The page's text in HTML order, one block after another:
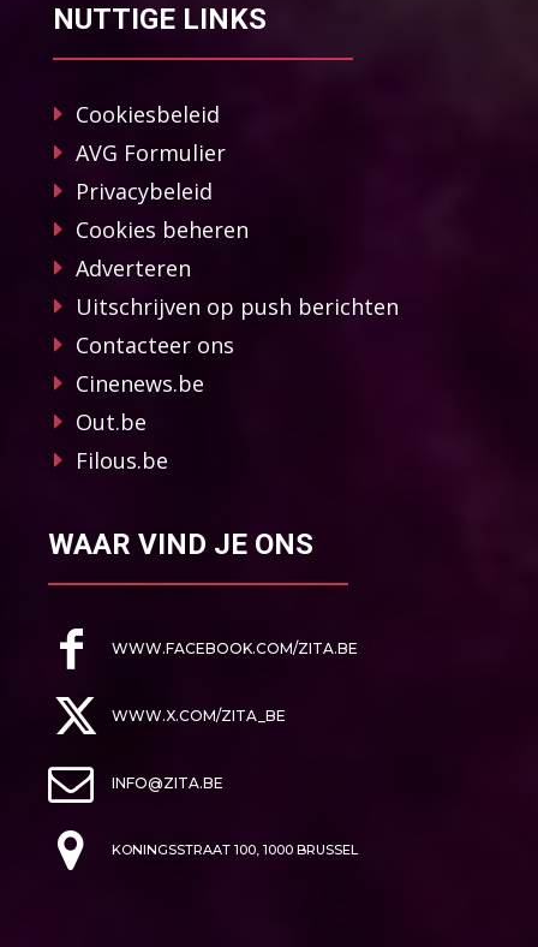
NUTTIGE LINKS
Cookiesbeleid
AVG Formulier
Privacybeleid
Cookies beheren
Adverteren
Uitschrijven op push berichten
Contacteer ons
Cinenews.be
Out.be
Filous.be
WAAR VIND JE ONS
WWW.FACEBOOK.COM/ZITA.BE
WWW.X.COM/ZITA_BE
INFO@ZITA.BE
KONINGSSTRAAT 100, 1000 BRUSSEL